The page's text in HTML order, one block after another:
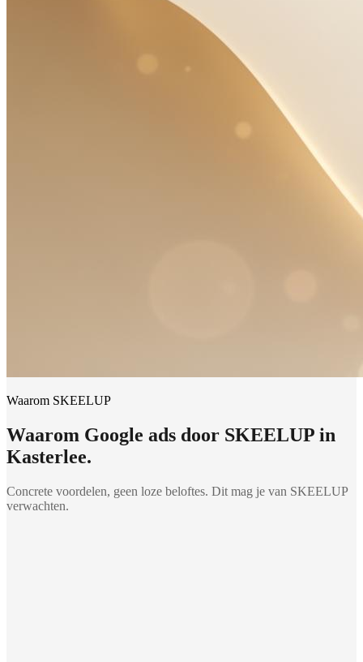
Waarom SKEELUP
Waarom Google ads door SKEELUP in
Kasterlee.
Concrete voordelen, geen loze beloftes. Dit mag je van SKEELUP
verwachten.